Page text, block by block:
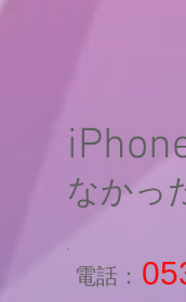
なかっ
​電話：